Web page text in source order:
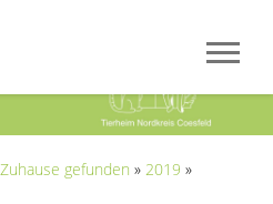
Zuhause gefunden » 2019 »